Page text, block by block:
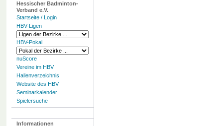
Hessischer Badminton-
Verband e.V.
Startseite / Login
HBV-Ligen
HBV-Pokal
nuScore
Vereine im HBV
Hallenverzeichnis
Website des HBV
Seminarkalender
Spielersuche
Informationen